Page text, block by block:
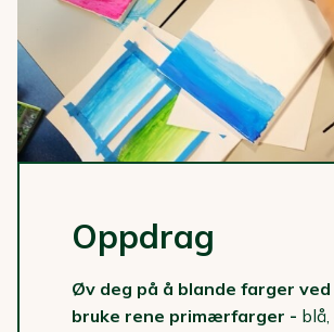
Oppdrag
Øv deg på å blande farger ved
bruke rene primærfarger - blå,